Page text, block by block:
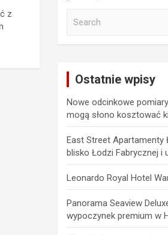
z
Ostatnie wpisy
Nowe odcinkowe
mogą słono kosztować
East Street
blisko Łodzi Fabrycznej i
Leonardo Royal Hotel
Panorama Seaview
wypoczynek premium w